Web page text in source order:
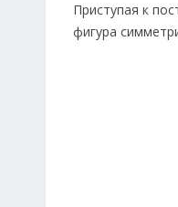
Приступая к
фигура